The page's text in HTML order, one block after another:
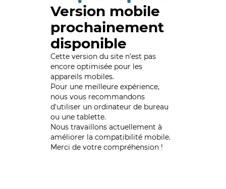
Version mobile
prochainement
disponible
Cette version du site n’est pas
encore optimisée pour les
appareils mobiles.
Pour une meilleure expérience,
nous vous recommandons
d'utiliser un ordinateur de bureau
ou une tablette.
Nous travaillons actuellement à
améliorer la compatibilité mobile.
Merci de votre compréhension !